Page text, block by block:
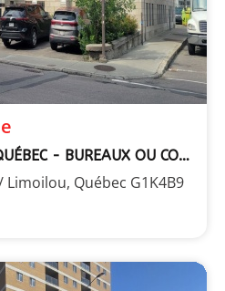
109 RUE DALHOUSIE QUÉBEC - BUREAUX OU COMMERCIAL
Limoilou, Québec G1K4B9